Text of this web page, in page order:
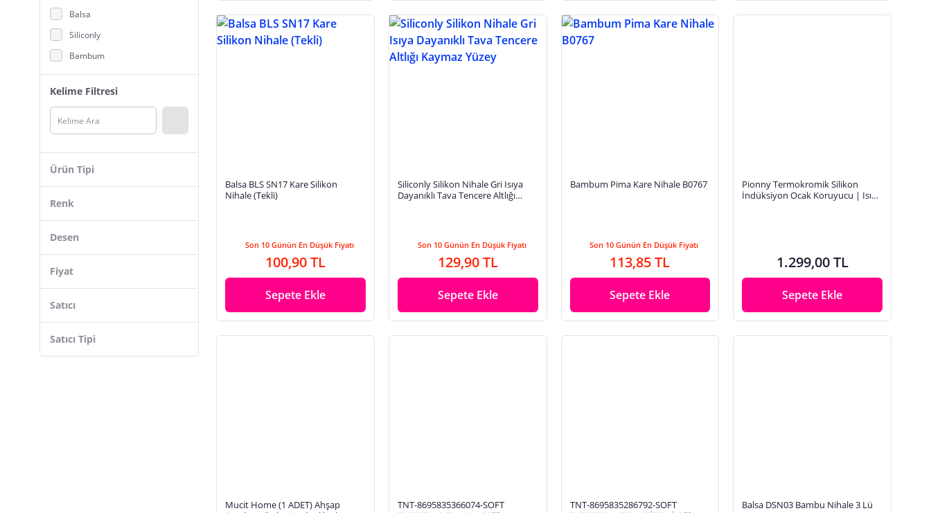
Yumurtalık
Balsa
Siliconly
Bambum
Pionny
mucit home
Tantitoni
MARSİLYAN
Jet's Home
PORSELEN DİYARI
Ahlat Store
Hellove
Wenko
Kelime Filtresi
Ürün Tipi
Metal
Paslanmaz Çelik
Silikon Tutacak
Masaüstü
Renk
Gri
Sarı
Krem
Desen
Fiyat
Satıcı
Satıcı Tipi
Balsa BLS SN17 Kare Silikon
Nihale (Tekli)
Son 10 Günün En Düşük Fiyatı
100,90 TL
Sepete Ekle
Siliconly Silikon Nihale Gri Isıya
Dayanıklı Tava Tencere Altlığı
Son 10 Günün En Düşük Fiyatı
129,90 TL
Sepete Ekle
Bambum Pima Kare Nihale B0767
Son 10 Günün En Düşük Fiyatı
113,85 TL
Sepete Ekle
Pionny Termokromik Silikon
İndüksiyon Ocak Koruyucu | Isıya
1.299,00 TL
Sepete Ekle
Mucit Home (1 ADET) Ahşap
TNT-8695835366074-SOFT
TNT-8695835286792-SOFT
Balsa DSN03 Bambu Nihale 3 Lü